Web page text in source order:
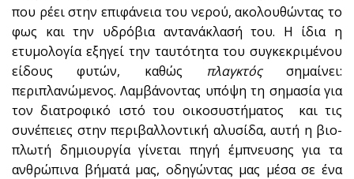
που ρέει στην επιφάνεια του νερού, ακολουθώντας το
φως και την υδρόβια αντανάκλασή του. Η ίδια η
ετυμολογία εξηγεί την ταυτότητα του συγκεκριμένου
είδους φυτών, καθώς
πλαγκτόςσημαίνει:
περιπλανώμενος. Λαμβάνοντας υπόψη τη σημασία για
τον διατροφικό ιστό του οικοσυστήματος και τις
συνέπειες στην περιβαλλοντική αλυσίδα, αυτή η βιο-
πλωτή δημιουργία γίνεται πηγή έμπνευσης για τα
ανθρώπινα βήματά μας, οδηγώντας μας μέσα σε ένα